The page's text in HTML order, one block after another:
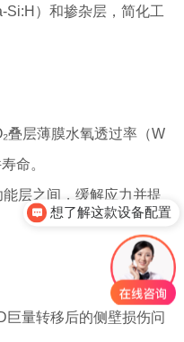
Si:H）和掺杂层，简化工
叠层薄膜水氧透过率（W
命。
层之间，缓解应力并提
量转移后的侧壁损伤问
想了解这款设备配置